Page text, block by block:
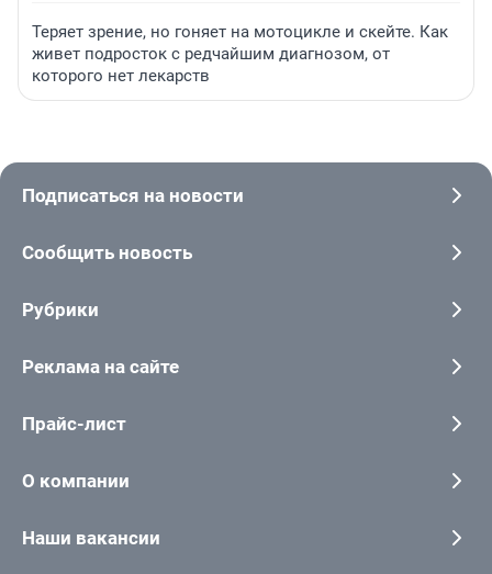
Теряет зрение, но гоняет на мотоцикле и скейте. Как
живет подросток с редчайшим диагнозом, от
которого нет лекарств
Подписаться на новости
Сообщить новость
Рубрики
Реклама на сайте
Прайс-лист
О компании
Наши вакансии